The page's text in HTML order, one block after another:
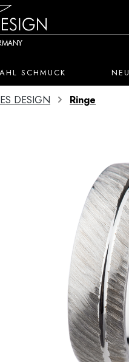
SCHMUCK
DESIGN Ringe